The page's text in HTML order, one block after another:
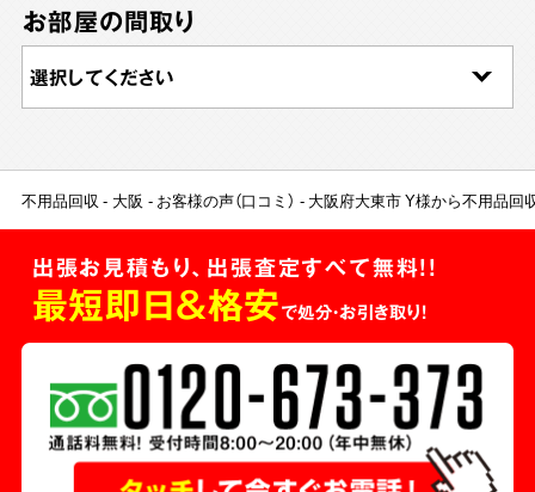
お部屋の間取り
不用品回収 大阪 お客様の声（口コミ） 大阪府大東市 Y様から不用品回
出張お見積もり、出張査定すべて無料!!
最短即日＆格安で処分・お引き取り！